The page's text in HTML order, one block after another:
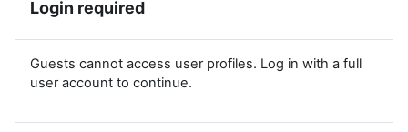
Login required
Guests cannot access user profiles. Log in with a full
user account to continue.